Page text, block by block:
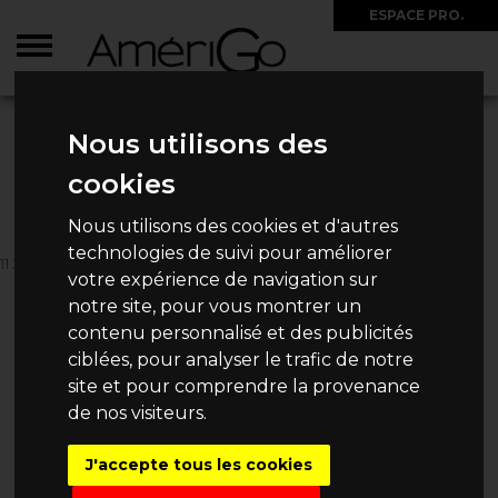
Nous utilisons des
cookies
Nous utilisons des cookies et d'autres
technologies de suivi pour améliorer
votre expérience de navigation sur
notre site, pour vous montrer un
contenu personnalisé et des publicités
ciblées, pour analyser le trafic de notre
site et pour comprendre la provenance
de nos visiteurs.
J'accepte tous les cookies
ESPACE PRO.
ITINÉRAIRE EN TRAIN - URBAN
ESCAPE
11 JOURS / 9 NUITS
Dès2 090€ / Personne
DEMANDE DE DEVIS